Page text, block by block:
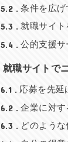
5.2 条件を広げ
5.3 就職サイト
5.4 公的支援サ
就職サイトで
6.1 応募を先延
6.2 企業に対す
6.3 どのよう